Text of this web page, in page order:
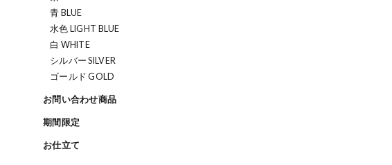
青 BLUE
水色 LIGHT BLUE
白 WHITE
シルバー SILVER
ゴールド GOLD
お問い合わせ商品
期間限定
お仕立て